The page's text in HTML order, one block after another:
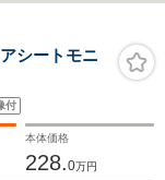
シートモニ
付
本体価格
228.0万円